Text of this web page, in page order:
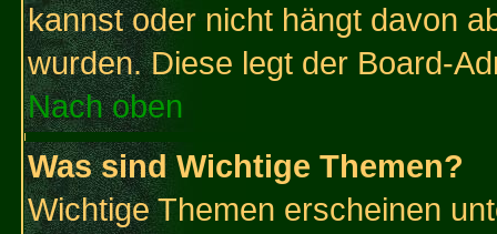
kannst oder nicht hängt davon
wurden. Diese legt der Board-
Nach oben
Was sind Wichtige Themen?
Wichtige Themen erscheinen